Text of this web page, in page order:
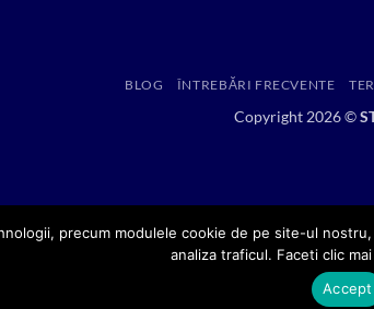
BLOG ÎNTREBĂRI FRECVENTE
Copyright 2026 ©
precum modulele cookie de pe site-ul
analiza traficul. Faceti clic
Accept